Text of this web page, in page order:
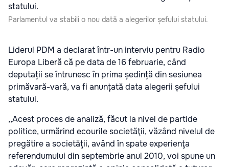
Parlamentul va stabili o nou dată a alegerilor șefului statului.
Liderul PDM a declarat într-un interviu pentru Radio
Europa Liberă că pe data de 16 februarie, când
deputații se întrunesc în prima ședință din sesiunea
primăvară-vară, va fi anunțată data alegerii șefului
statului.
,,Acest proces de analiză, făcut la nivel de partide
politice, urmărind ecourile societăţii, văzând nivelul de
pregătire a societăţii, având în spate experienţa
referendumului din septembrie anul 2010, voi spune un